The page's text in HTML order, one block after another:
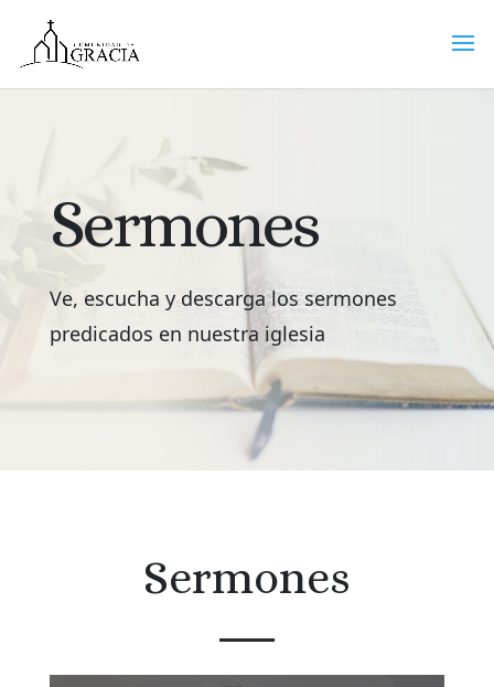
Sermones
Ve, escucha y descarga los sermones
predicados en nuestra iglesia
Sermones